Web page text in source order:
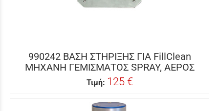
990242 ΒΑΣΗ ΣΤΗΡΙΞΗΣ ΓΙΑ FillClean
ΜΗΧΑΝΗ ΓΕΜΙΣΜΑΤΟΣ SPRAY, ΑΕΡΟΣ
Τιμή: 125 €